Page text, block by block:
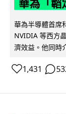
華為「韜
華為半導體首席
NVIDIA 等西方
濟效益。他同時
1,431